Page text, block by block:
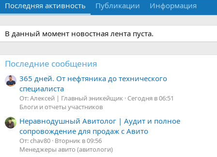
Последняя активность Публикации Информация
В данный момент новостная лента пуста.
Последние сообщения
365 дней. От нефтяника до технического
специалиста
От: Алексей | Главный эникейщик Сегодня в 06:51
Блоги и отчеты участников
Неравнодушный Авитолог | Аудит и полное
сопровождение для продаж с Авито
От: chav80 Вторник в 09:56
Менеджеры авито (авитологи)